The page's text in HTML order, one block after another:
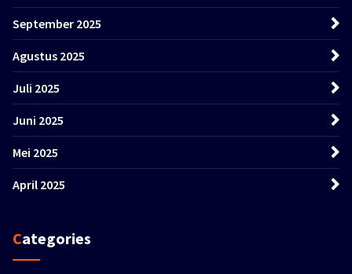
September 2025
Agustus 2025
Juli 2025
Juni 2025
Mei 2025
April 2025
Categories